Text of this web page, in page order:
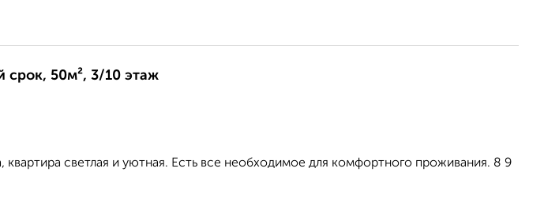
срок, 50м², 3/10 этаж
квартира светлая и уютная. Есть все необходимое для комфортного проживания. 8 9